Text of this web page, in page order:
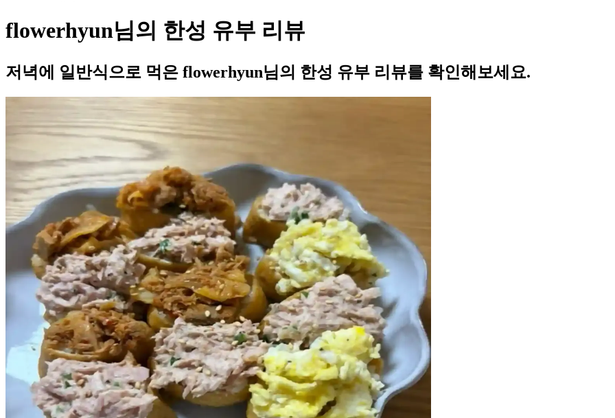
flowerhyun님의 한성 유부 리뷰
저녁에 일반식으로 먹은 flowerhyun님의 한성 유부 리뷰를 확인해보세요.